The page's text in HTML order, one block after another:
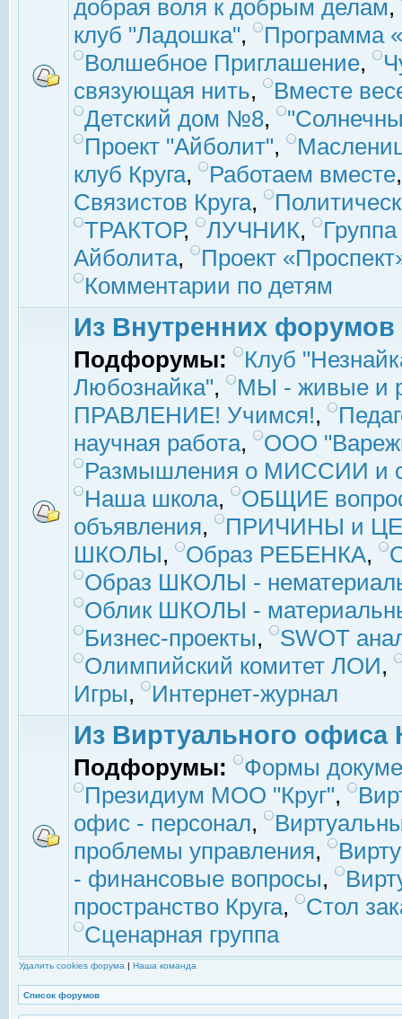
добрая воля к добрым делам,
клуб "Ладошка",
Программа
Волшебное Приглашение,
связующая нить,
Вместе
Детский дом №8,
Проект "Айболит",
клуб Круга, Работаем вместе
Связистов Круга,
ТРАКТОР, ЛУЧНИК,
Айболита,
Проект
Комментарии по детям
Из Внутренних форумов
Подфорумы:
Клуб
Любознайка",
МЫ - живые и
ПРАВЛЕНИЕ! Учимся!,
научная работа,
ООО
Размышления о МИССИИ и
Наша школа,
ОБЩИЕ
объявления,
ПРИЧИНЫ и
ШКОЛЫ, Образ РЕБЕНКА,
Образ ШКОЛЫ -
Облик ШКОЛЫ -
Бизнес-проекты,
SWOT
Олимпийский комитет ЛОИ,
Игры, Интернет-журнал
Из Виртуального офиса
Подфорумы:
Формы
Президиум МОО "Круг",
офис - персонал,
проблемы управления,
- финансовые вопросы,
пространство Круга,
Стол
Сценарная группа
Удалить cookies форума | Наша команда
Список форумов